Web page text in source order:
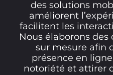
des solutions
améliorent
facilitent les
Nous élaborons
sur mesure afin
présence en
notoriété et attirer